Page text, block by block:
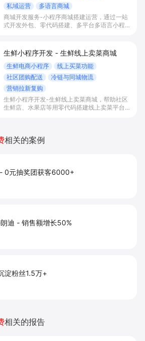
私域运营
多语言商城
商城开发服务-小程序商城搭建运营，通过一站
式开发外包、零代码搭建、多平台多语言小程序
实现低成本获客、提升复购与业绩增长。
生鲜小程序开发 - 生鲜线上卖菜商城
生鲜电商小程序
线上买菜功能
社区团购配送
冷链与同城物流
营销拉新复购
生鲜小程序开发-生鲜线上卖菜商城，帮助社区
生鲜店、水果店等用零代码搭建线上卖菜平台，
相关的案例
- 0元抽奖团获客6000+
迪 - 销售额增长50%
淀粉丝1.5万+
相关的报告